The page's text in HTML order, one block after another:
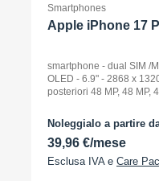
Smartphones
Apple iPhone 17
smartphone - dual SIM /
OLED - 6.9" - 2868 x
posteriori 48 MP, 48 MP,
Noleggialo a partire
39,96 €/mese
Esclusa IVA e Care